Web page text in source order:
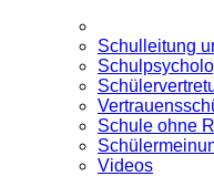
Schulleitung
Schule ohne
Videos